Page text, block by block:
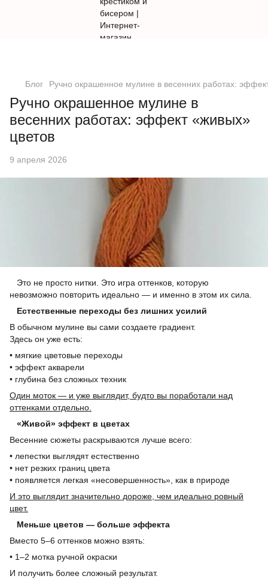
Блог Ручно окрашенное мулине в весенних работах:
Ручно окрашенное мулине в
весенних работах: эффект «живых»
цветов
9 апреля 2026
Это не просто нитки. Это игра оттенков, которую
невозможно повторить идеально — и именно в этом их сила.
Естественные переходы без лишних усилий
В обычном мулине вы сами создаете градиент.
Здесь он уже есть:
• мягкие цветовые переходы
• эффект акварели
• глубина без сложных техник
Один моток — и уже выглядит, будто вы поработали над
оттенками отдельно.
«Живой» эффект в цветах
Весенние сюжеты раскрываются лучше всего:
• лепестки выглядят естественно
• нет резких границ цвета
• появляется легкая «несовершенность», как в природе
И это выглядит значительно дороже, чем идеально ровный
цвет.
Меньше цветов — больше эффекта
Вместо 5–6 оттенков можно взять:
• 1–2 мотка ручной окраски
И получить более сложный результат.